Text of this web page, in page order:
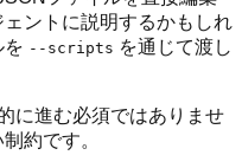
ントに説明するかもしれ
を --scripts を通じて渡し
に進む必須ではありませ
約です。